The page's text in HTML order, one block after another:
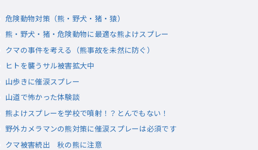
危険動物対策（熊・野犬・猪・猿）
熊・野犬・猪・危険動物に最適な熊よけスプレー
クマの事件を考える（熊事故を未然に防ぐ）
ヒトを襲うサル被害拡大中
山歩きに催涙スプレー
山道で怖かった体験談
熊よけスプレーを学校で噴射！？とんでもない！
野外カメラマンの熊対策に催涙スプレーは必須です
クマ被害続出 秋の熊に注意